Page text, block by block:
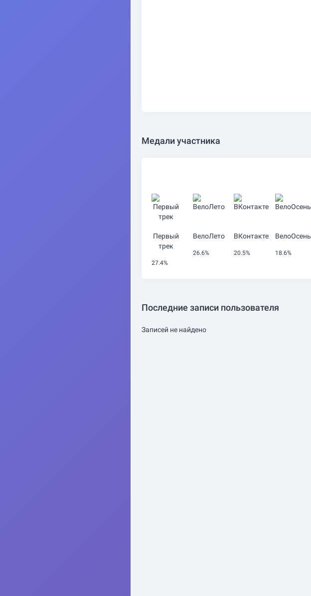
Медали участника
Первый
трек
27.4%
ВелоЛето
26.6%
ВКонтакте
20.5%
ВелоОсень
18.6%
Последние записи пользователя
Записей не найдено